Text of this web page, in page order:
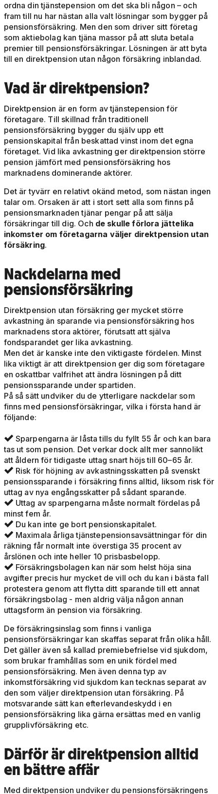
ordna din tjänstepension om det ska bli någon – och
fram till nu har nästan alla valt lösningar som bygger på
pensionsförsäkring. Men den som driver sitt företag
som aktiebolag kan tjäna massor på att sluta betala
premier till pensionsförsäkringar. Lösningen är att byta
till en direktpension utan någon försäkring inblandad.
Vad är direktpension?
Direktpension är en form av tjänstepension för
företagare. Till skillnad från traditionell
pensionsförsäkring bygger du själv upp ett
pensionskapital från beskattad vinst inom det egna
företaget. Vid lika avkastning ger direktpension större
pension jämfört med pensionsförsäkring hos
marknadens dominerande aktörer.
Det är tyvärr en relativt okänd metod, som nästan ingen
talar om. Orsaken är att i stort sett alla som finns på
pensionsmarknaden tjänar pengar på att sälja
försäkringar till dig. Och de skulle förlora jättelika
inkomster om företagarna väljer direktpension utan
försäkring.
Nackdelarna med
pensionsförsäkring
Direktpension utan försäkring ger mycket större
avkastning än sparande via pensionsförsäkring hos
marknadens stora aktörer, förutsatt att själva
fondsparandet ger lika avkastning.
Men det är kanske inte den viktigaste fördelen. Minst
lika viktigt är att direktpension ger dig som företagare
en oskattbar valfrihet att ändra lösningen på ditt
pensionssparande under spartiden.
På så sätt undviker du de ytterligare nackdelar som
finns med pensionsförsäkringar, vilka i första hand är
följande:
 Sparpengarna är låsta tills du fyllt 55 år och kan bara
tas ut som pension. Det verkar dock allt mer sannolikt
att åldern för tidigaste uttag snart höjs till 60–65 år.
 Risk för höjning av avkastningsskatten på svenskt
pensionssparande i försäkring finns alltid, liksom risk för
uttag av nya engångsskatter på sådant sparande.
 Uttag av sparpengarna måste normalt fördelas på
minst fem år.
 Du kan inte ge bort pensionskapitalet.
 Maximala årliga tjänstepensionsavsättningar för din
räkning får normalt inte överstiga 35 procent av
årslönen och inte heller 10 prisbasbelopp.
 Försäkringsbolagen kan när som helst höja sina
avgifter precis hur mycket de vill och du kan i bästa fall
protestera genom att flytta ditt sparande till ett annat
försäkringsbolag - men aldrig välja någon annan
uttagsform än pension via försäkring.
De försäkringsinslag som finns i vanliga
pensionsförsäkringar kan skaffas separat från olika håll.
Det gäller även så kallad premiebefrielse vid sjukdom,
som brukar framhållas som en unik fördel med
pensionsförsäkring. Men även denna typ av
inkomstförsäkring vid sjukdom kan tecknas separat av
den som väljer direktpension utan försäkring. På
motsvarande sätt kan efterlevandeskydd i en
pensionsförsäkring lika gärna ersättas med en vanlig
grupplivförsäkring etc.
Därför är direktpension alltid
en bättre affär
Med direktpension undviker du pensionsförsäkringens